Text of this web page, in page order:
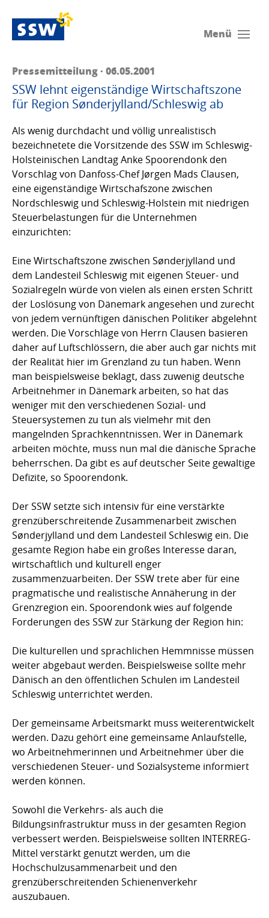
Menü
Pressemitteilung · 06.05.2001
SSW lehnt eigenständige Wirtschaftszone
für Region Sønderjylland/Schleswig ab
Als wenig durchdacht und völlig unrealistisch
bezeichnetete die Vorsitzende des SSW im Schleswig-
Holsteinischen Landtag Anke Spoorendonk den
Vorschlag von Danfoss-Chef Jørgen Mads Clausen,
eine eigenständige Wirtschafszone zwischen
Nordschleswig und Schleswig-Holstein mit niedrigen
Steuerbelastungen für die Unternehmen
einzurichten:
Eine Wirtschaftszone zwischen Sønderjylland und
dem Landesteil Schleswig mit eigenen Steuer- und
Sozialregeln würde von vielen als einen ersten Schritt
der Loslösung von Dänemark angesehen und zurecht
von jedem vernünftigen dänischen Politiker abgelehnt
werden. Die Vorschläge von Herrn Clausen basieren
daher auf Luftschlössern, die aber auch gar nichts mit
der Realität hier im Grenzland zu tun haben. Wenn
man beispielsweise beklagt, dass zuwenig deutsche
Arbeitnehmer in Dänemark arbeiten, so hat das
weniger mit den verschiedenen Sozial- und
Steuersystemen zu tun als vielmehr mit den
mangelnden Sprachkenntnissen. Wer in Dänemark
arbeiten möchte, muss nun mal die dänische Sprache
beherrschen. Da gibt es auf deutscher Seite gewaltige
Defizite, so Spoorendonk.
Der SSW setzte sich intensiv für eine verstärkte
grenzüberschreitende Zusammenarbeit zwischen
Sønderjylland und dem Landesteil Schleswig ein. Die
gesamte Region habe ein großes Interesse daran,
wirtschaftlich und kulturell enger
zusammenzuarbeiten. Der SSW trete aber für eine
pragmatische und realistische Annäherung in der
Grenzregion ein. Spoorendonk wies auf folgende
Forderungen des SSW zur Stärkung der Region hin:
Die kulturellen und sprachlichen Hemmnisse müssen
weiter abgebaut werden. Beispielsweise sollte mehr
Dänisch an den öffentlichen Schulen im Landesteil
Schleswig unterrichtet werden.
Der gemeinsame Arbeitsmarkt muss weiterentwickelt
werden. Dazu gehört eine gemeinsame Anlaufstelle,
wo Arbeitnehmerinnen und Arbeitnehmer über die
verschiedenen Steuer- und Sozialsysteme informiert
werden können.
Sowohl die Verkehrs- als auch die
Bildungsinfrastruktur muss in der gesamten Region
verbessert werden. Beispielsweise sollten INTERREG-
Mittel verstärkt genutzt werden, um die
Hochschulzusammenarbeit und den
grenzüberschreitenden Schienenverkehr
auszubauen.